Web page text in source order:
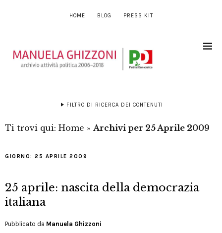
HOME BLOG PRESS KIT
FILTRO DI RICERCA DEI CONTENUTI
Ti trovi qui: Home » Archivi per 25 Aprile 2009
GIORNO: 25 APRILE 2009
25 aprile: nascita della democrazia
italiana
Pubblicato da Manuela Ghizzoni